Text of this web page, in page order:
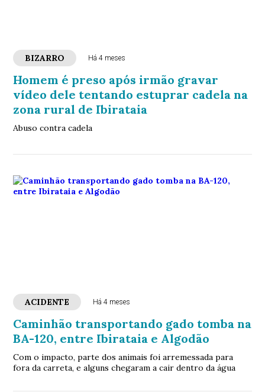
BIZARRO Há 4 meses
Homem é preso após irmão gravar
vídeo dele tentando estuprar cadela na
zona rural de Ibirataia
Abuso contra cadela
ACIDENTE Há 4 meses
Caminhão transportando gado tomba na
BA-120, entre Ibirataia e Algodão
Com o impacto, parte dos animais foi arremessada para
fora da carreta, e alguns chegaram a cair dentro da água